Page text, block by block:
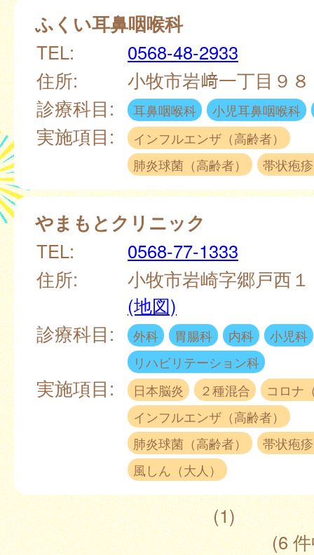
ふくい耳鼻咽喉科
TEL:
0568-48-2933
住所:
小牧市岩﨑一丁目９８
診療科目:
耳鼻咽喉科 小児耳鼻咽喉科
実施項目:
インフルエンザ（高齢者）
肺炎球菌（高齢者）
帯状疱
やまもとクリニック
TEL:
0568-77-1333
住所:
小牧市岩崎字郷戸西
(地図)
診療科目:
外科 胃腸科 内科
小児科
リハビリテーション科
実施項目: 日本脳炎 ２種混合
コロナ
インフルエンザ（高齢者）
肺炎球菌（高齢者）
帯状疱
風しん（大人）
(1)
(6